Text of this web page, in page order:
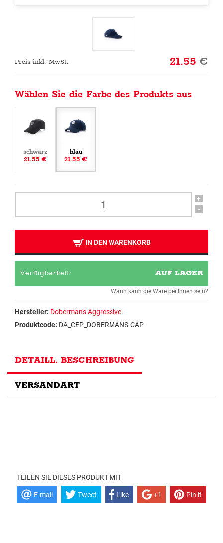
Preis inkl. MwSt. 21.55€
Wählen Sie die Farbe des Produkts aus
schwarz
21.55 €
blau
21.55 €
+
-
IN DEN WARENKORB
Verfügbarkeit: AUF LAGER
Wann kann die Ware bei Ihnen sein?
Hersteller: Doberman's Aggressive
Produktcode: DA_CEP_DOBERMANS-CAP
DETAILL. BESCHREIBUNG
VERSANDART
TEILEN SIE DIESES PRODUKT MIT
E-mail Tweet Like +1 Pin it